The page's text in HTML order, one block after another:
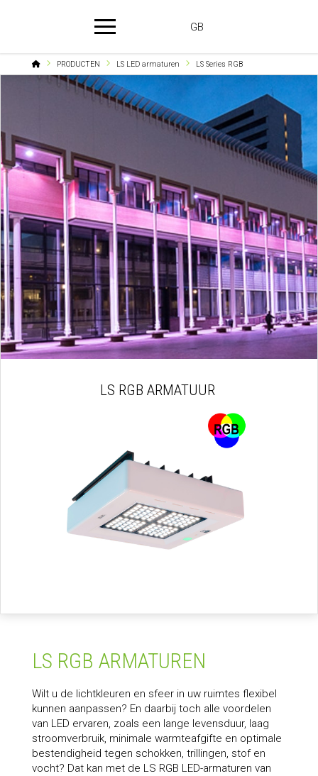
GB
HomePRODUCTEN LS LED armaturen LS Series RGB
LS RGB ARMATUUR
LS RGB ARMATUREN
Wilt u de lichtkleuren en sfeer in uw ruimtes flexibel
kunnen aanpassen? En daarbij toch alle voordelen
van LED ervaren, zoals een lange levensduur, laag
stroomverbruik, minimale warmteafgifte en optimale
bestendigheid tegen schokken, trillingen, stof en
vocht? Dat kan met de LS RGB LED-armaturen van